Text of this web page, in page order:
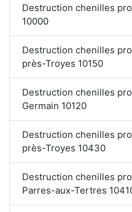
Destruction chenilles
10000
Destruction chenilles
près-Troyes 10150
Destruction chenilles
Germain 10120
Destruction chenilles
près-Troyes 10430
Destruction chenilles
Parres-aux-Tertres